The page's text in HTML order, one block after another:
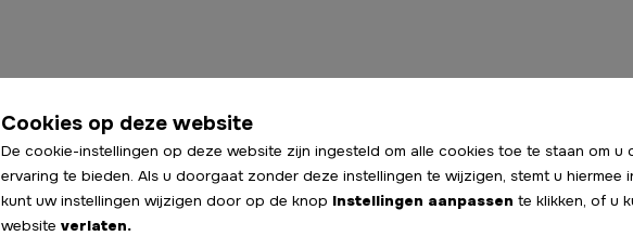
Cookies op deze website
De cookie-instellingen op deze website zijn ingesteld om alle cookies toe te staan om u
ervaring te bieden. Als u doorgaat zonder deze instellingen te wijzigen, stemt u hiermee
kunt uw instellingen wijzigen door op de knop Instellingen aanpassen te klikken, of u
website verlaten.